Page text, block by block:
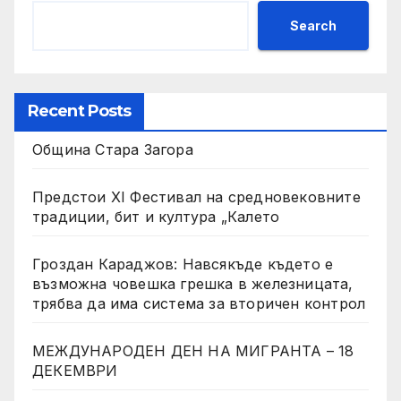
Search
Recent Posts
Община Стара Загора
Предстои XI Фестивал на средновековните
традиции, бит и култура „Калето
Гроздан Караджов: Навсякъде където е
възможна човешка грешка в железницата,
трябва да има система за вторичен контрол
МЕЖДУНАРОДЕН ДЕН НА МИГРАНТА – 18
ДЕКЕМВРИ